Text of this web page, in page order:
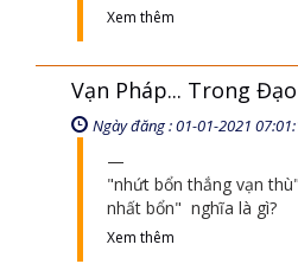
Xem thêm
Vạn Pháp... Trong
Ngày đăng : 01-01-2021
"nhứt bổn thắng vạn
nhất bổn" nghĩa là gì?
Xem thêm